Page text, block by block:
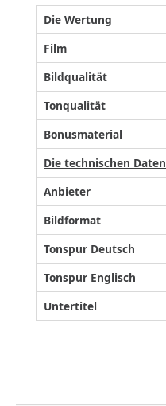
Die Wertung
Film
Bildqualität
Tonqualität
Bonusmaterial
Die technischen Daten
Anbieter
Bildformat
Tonspur Deutsch
Tonspur Englisch
Untertitel